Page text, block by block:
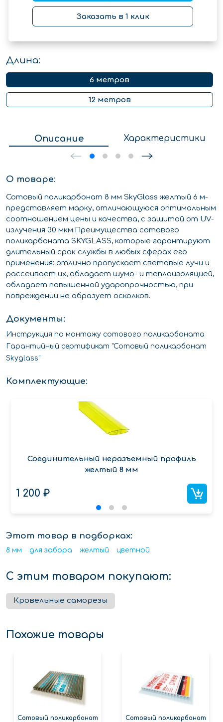
Заказать в 1 клик
Длина:
6 метров
12 метров
Описание Характеристики
О товаре:
Сотовый поликарбонат 8 мм SkyGlass желтый 6 м-
представляет марку, отличающуюся оптимальным
соотношением цены и качества, с защитой от UV-
излучения 30 мкм.Преимущества сотового
поликарбоната SKYGLASS, которые гарантируют
длительный срок службы в любых сферах его
применения: отлично пропускает световые лучи и
рассеивает их, обладает шумо- и теплоизоляцией,
обладает повышенной ударопрочностью, при
повреждении не образует осколков.
Документы:
Инструкция по монтажу сотового поликарбоната
Гарантийный сертификат "Сотовый поликарбонат
Skyglass"
Комплектующие:
Соединительный неразъемный профиль
желтый 8 мм
1 200 ₽
Этот товар в подборках:
8 мм для забора желтый цветной
С этим товаром покупают:
Кровельные саморезы
Похожие товары
Сотовый поликарбонат Сотовый поликарбонат